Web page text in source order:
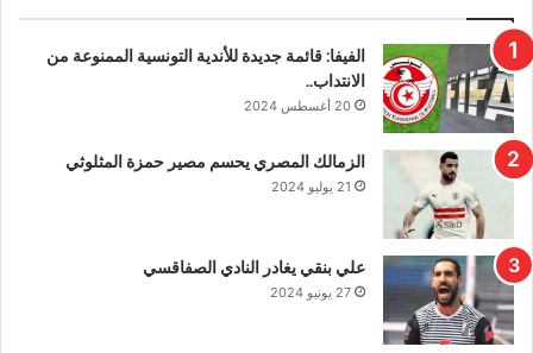
الفيفا: قائمة جديدة للأندية التونسية الممنوعة من
الانتداب..
20 أغسطس 2024
الزمالك المصري يحسم مصير حمزة المثلوثي
21 يوليو 2024
علي بنقي يغادر النادي الصفاقسي
27 يونيو 2024